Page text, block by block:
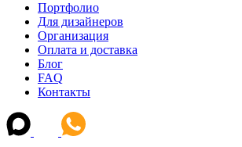
Портфолио
Для дизайнеров
Организация
Оплата и доставка
Блог
FAQ
Контакты